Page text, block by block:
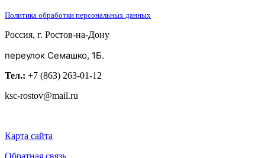
Политика обработки персональных данных
Россия, г. Ростов-на-Дону
переулок Семашко, 1Б.
Тел.: +7 (863) 263-01-12
ksc-rostov@mail.ru
Карта сайта
Обратная связь